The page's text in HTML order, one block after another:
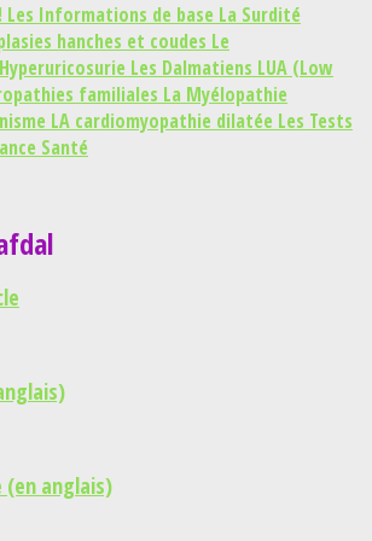
Les Informations de base La Surdité
hanches et coudes Le
Les Dalmatiens LUA (Low
familiales La Myélopathie
LA cardiomyopathie dilatée Les Tests
Santé
(en anglais)